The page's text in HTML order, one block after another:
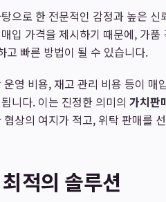
으로 한 전문적인 감정과 높은 신
입 가격을 제시하기 때문에, 가품
고 빠른 방법이 될 수 있습니다.
영 비용, 재고 관리 비용 등이 매
니다. 이는 진정한 의미의 가치판
상의 여지가 적고, 위탁 판매를
적의 솔루션